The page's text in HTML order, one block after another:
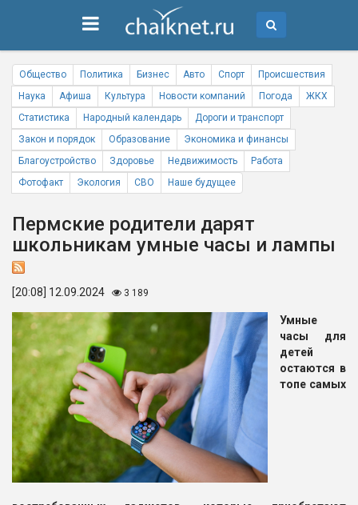
Общество Политика Бизнес Авто Спорт
Происшествия
Наука
Афиша Культура Новости компаний Погода
ЖКХ
Статистика
Народный календарь
Дороги и транспорт
Закон и порядок
Образование
Экономика и финансы
Благоустройство
Здоровье Недвижимость
Работа
Фотофакт
Экология СВО Наше будущее
Пермские родители дарят
школьникам умные часы и лампы
[20:08] 12.09.2024 3 189
Умные
часы для
детей
остаются в
топе самых